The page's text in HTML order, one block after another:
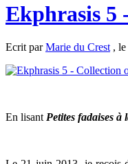
Ekphrasis 5
Ecrit parMarie du Crest ,
En lisant Petites fadaises à